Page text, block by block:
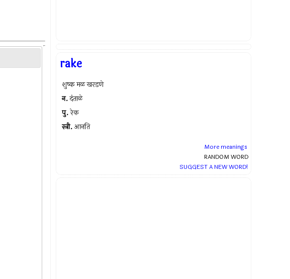
rake
शुष्क मळ खरडणे
न.दंताळे
पु.रेक
स्त्री.आनति
More meanings
RANDOM WORD
SUGGEST A NEW WORD!